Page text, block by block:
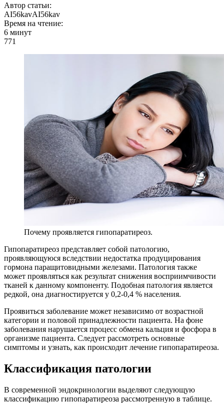
Автор статьи:
AI56kavAI56kav
Время на чтение:
6 минут
771
Почему проявляется гипопаратиреоз.
Гипопаратиреоз представляет собой патологию,
проявляющуюся вследствии недостатка продуцирования
гормона паращитовидными железами. Патология также
может проявляться как результат снижения восприимчивости
тканей к данному компоненту. Подобная патология является
редкой, она диагностируется у 0,2-0,4 % населения.
Проявиться заболевание может независимо от возрастной
категории и половой принадлежности пациента. На фоне
заболевания нарушается процесс обмена кальция и фосфора в
организме пациента. Следует рассмотреть основные
симптомы и узнать, как происходит лечение гипопаратиреоза.
Классификация патологии
В современной эндокринологии выделяют следующую
классификацию гипопаратиреоза рассмотренную в таблице.